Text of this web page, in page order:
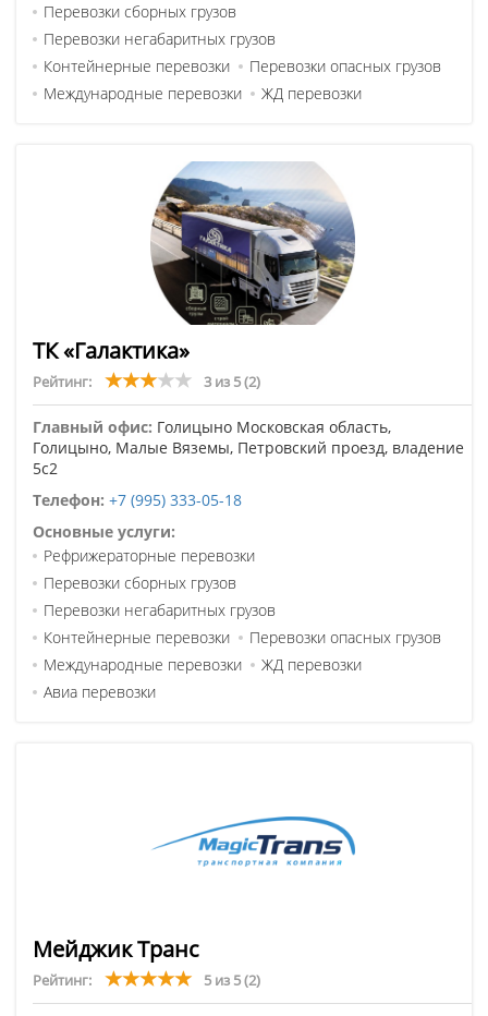
Перевозки сборных грузов
Перевозки негабаритных грузов
Контейнерные перевозки
Перевозки опасных грузов
Международные перевозки
ЖД перевозки
ТК «Галактика»
Рейтинг: 3 из 5(2)
Главный офис: Голицыно Московская область,
Голицыно, Малые Вяземы, Петровский проезд, владение
5с2
Телефон: +7 (995) 333-05-18
Основные услуги:
Рефрижераторные перевозки
Перевозки сборных грузов
Перевозки негабаритных грузов
Контейнерные перевозки
Перевозки опасных грузов
Международные перевозки
ЖД перевозки
Авиа перевозки
Мейджик Транс
Рейтинг: 5 из 5(2)